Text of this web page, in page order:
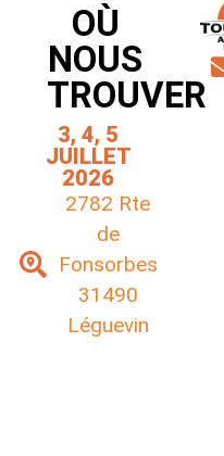
OÙ
NOUS
TROUVER
3, 4, 5
JUILLET
2026
2782 Rte
de
Fonsorbes
31490
Léguevin